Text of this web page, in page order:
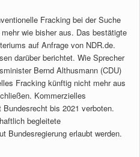
Fracking bei der Suche
wie bisher aus. Das bestätigte
auf Anfrage von NDR.de.
darüber berichtet. Wie Sprecher
Bernd Althusmann (CDU)
Fracking künftig nicht mehr aus
Kommerzielles
bis 2021 verboten.
begleitete
Bundesregierung erlaubt werden.